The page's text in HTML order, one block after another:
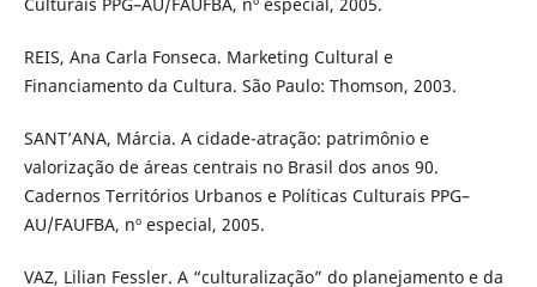
REIS, Ana Carla Fonseca. Marketing Cultural e
Financiamento da Cultura. São Paulo: Thomson, 2003.
SANT’ANA, Márcia. A cidade-atração: patrimônio e
valorização de áreas centrais no Brasil dos anos 90.
Cadernos Territórios Urbanos e Políticas Culturais PPG–
AU/FAUFBA, nº especial, 2005.
VAZ, Lilian Fessler. A “culturalização” do planejamento e da